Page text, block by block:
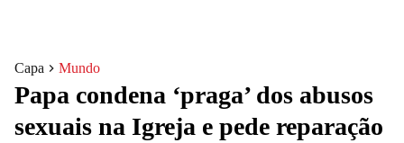
Capa Mundo
Papa condena ‘praga’ dos abusos
sexuais na Igreja e pede reparação